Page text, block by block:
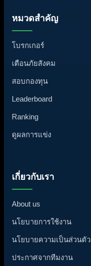
หมวดสำคัญ
โบรกเกอร์
เตือนภัยสังคม
สอบกองทุน
Leaderboard
Ranking
ดูผลการแข่ง
เกี่ยวกับเรา
About us
นโยบายการใช้งาน
นโยบายความเป็นส่วนตัว
ประกาศจากทีมงาน